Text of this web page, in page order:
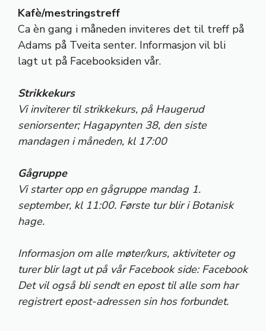
Kafè/mestringstreff
Ca èn gang i måneden inviteres det til treff på
Adams på Tveita senter. Informasjon vil bli
lagt ut på Facebooksiden vår.
Strikkekurs
Vi inviterer til strikkekurs, på Haugerud
seniorsenter; Hagapynten 38, den siste
mandagen i måneden, kl 17:00
Gågruppe
Vi starter opp en gågruppe mandag 1.
september, kl 11:00. Første tur blir i Botanisk
hage.
Informasjon om alle møter/kurs, aktiviteter og
turer blir lagt ut på vår Facebook side: Facebook
Det vil også bli sendt en epost til alle som har
registrert epost-adressen sin hos forbundet.